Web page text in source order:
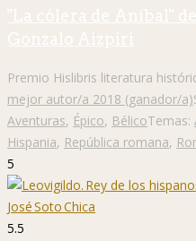
"La cólera de Aníbal"
Gonzalo Aizpiri
Premio Hislibris literatura
mejor autor/a 2018 (ganador/a)
Aventuras, Épico, BélicoTemas:
Hispania, República romana,
5
5.5